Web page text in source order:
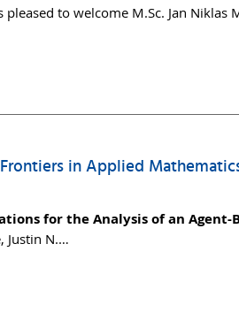
to welcome M.Sc. Jan
in Applied
for the Analysis of an Agent-
Justin N.…